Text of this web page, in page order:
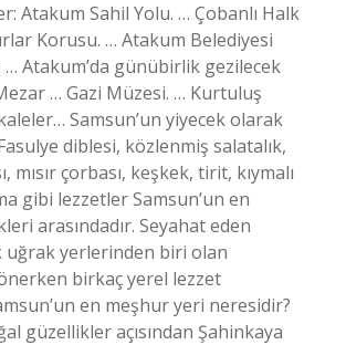
Atakum Sahil Yolu. … Çobanlı Halk
Korusu. … Atakum Belediyesi
… Atakum’da günübirlik gezilecek
… Gazi Müzesi. … Kurtuluş
Samsun’un yiyecek olarak
diblesi, közlenmiş salatalık,
mısır çorbası, keşkek, tirit, kıymalı
gibi lezzetler Samsun’un en
arasındadır. Seyahat eden
uğrak yerlerinden biri olan
birkaç yerel lezzet
en meşhur yeri neresidir?
güzellikler açısından Şahinkaya